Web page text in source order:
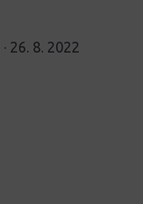
· 26. 8. 2022